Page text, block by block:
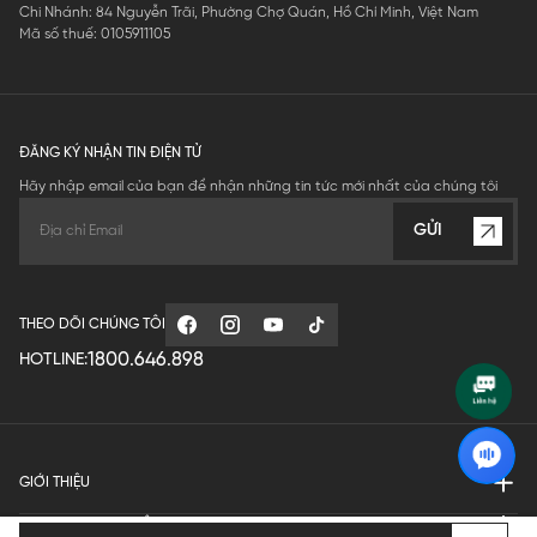
Chi Nhánh: 84 Nguyễn Trãi, Phường Chợ Quán, Hồ Chí Minh, Việt Nam
Mã số thuế: 0105911105
ĐĂNG KÝ NHẬN TIN ĐIỆN TỬ
Hãy nhập email của bạn để nhận những tin tức mới nhất của chúng tôi
GỬI
THEO DÕI CHÚNG TÔI
HOTLINE:1800.646.898
GIỚI THIỆU
QUY ĐỊNH HOẠT ĐỘNG